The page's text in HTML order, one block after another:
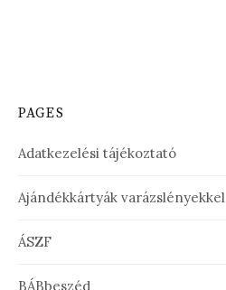
PAGES
Adatkezelési tájékoztató
Ajándékkártyák varázslényekkel
ÁSZF
BÁBbeszéd